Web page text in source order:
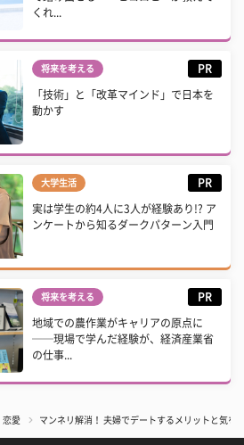
くれ...
将来を考える PR
「技術」と「改革マインド」で日本を
動かす
大学生活 PR
実は学生の約4人に3人が経験あり!? ア
ンケートから知るダークパターン入門
将来を考える PR
地域での農作業がキャリアの原点に
──現場で学んだ経験が、経済産業省
の仕事...
恋愛 マンネリ解消！ 夫婦でデートするメリットと気を